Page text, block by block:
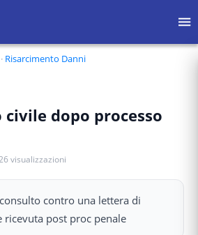
· Risarcimento Danni
dopo processo
visualizzazioni
contro una lettera di
ricevuta post proc penale